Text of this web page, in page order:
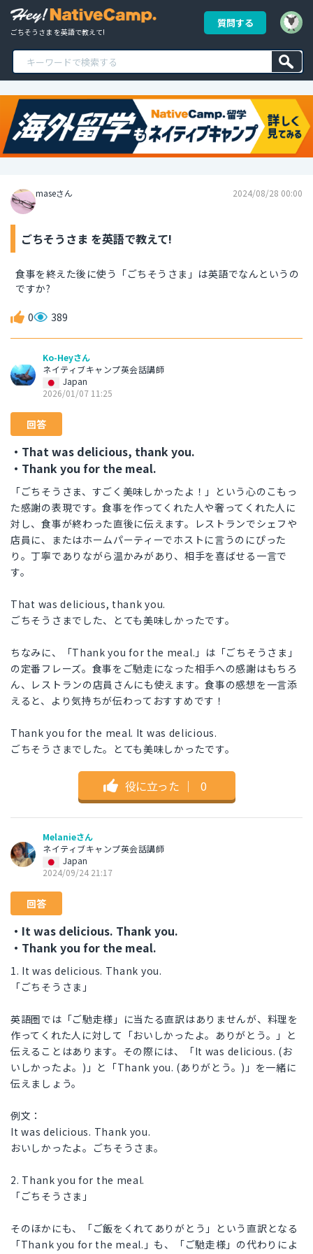
ごちそうさま を英語で教えて!
質問する
maseさん 2024/08/28 00:00
ごちそうさま を英語で教えて!
食事を終えた後に使う「ごちそうさま」は英語でなんというの
ですか?
0 389
Ko-Heyさん
ネイティブキャンプ英会話講師
Japan
2026/01/07 11:25
回答
・That was delicious, thank you.
・Thank you for the meal.
「ごちそうさま、すごく美味しかったよ！」という心のこもっ
た感謝の表現です。食事を作ってくれた人や奢ってくれた人に
対し、食事が終わった直後に伝えます。レストランでシェフや
店員に、またはホームパーティーでホストに言うのにぴった
り。丁寧でありながら温かみがあり、相手を喜ばせる一言で
す。
That was delicious, thank you.
ごちそうさまでした、とても美味しかったです。
ちなみに、「Thank you for the meal.」は「ごちそうさま」
の定番フレーズ。食事をご馳走になった相手への感謝はもちろ
ん、レストランの店員さんにも使えます。食事の感想を一言添
えると、より気持ちが伝わっておすすめです！
Thank you for the meal. It was delicious.
ごちそうさまでした。とても美味しかったです。
役に立った ｜ 0
Melanieさん
ネイティブキャンプ英会話講師
Japan
2024/09/24 21:17
回答
・It was delicious. Thank you.
・Thank you for the meal.
1. It was delicious. Thank you.
「ごちそうさま」
英語圏では「ご馳走様」に当たる直訳はありませんが、料理を
作ってくれた人に対して「おいしかったよ。ありがとう。」と
伝えることはあります。その際には、「It was delicious. (お
いしかったよ。)」と「Thank you. (ありがとう。)」を一緒に
伝えましょう。
例文：
It was delicious. Thank you.
おいしかったよ。ごちそうさま。
2. Thank you for the meal.
「ごちそうさま」
そのほかにも、「ご飯をくれてありがとう」という直訳となる
「Thank you for the meal.」も、「ご馳走様」の代わりによ